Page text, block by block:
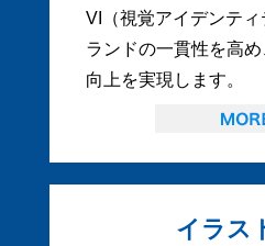
VI（視覚アイデンテ
ランドの一貫性を高
向上を実現します。
イラス